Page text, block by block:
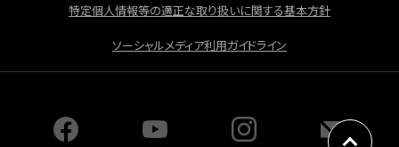
特定個人情報等の適正な取り扱いに関する基本方針
ソーシャルメディア利用ガイドライン